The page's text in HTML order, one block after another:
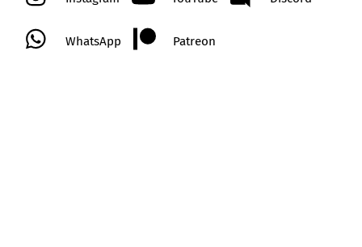
WhatsApp Patreon